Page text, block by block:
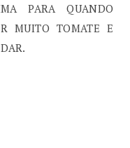
PARA QUANDO
MUITO TOMATE E